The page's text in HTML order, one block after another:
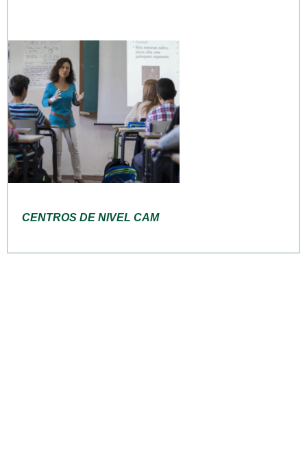
CENTROS DE NIVEL CAM